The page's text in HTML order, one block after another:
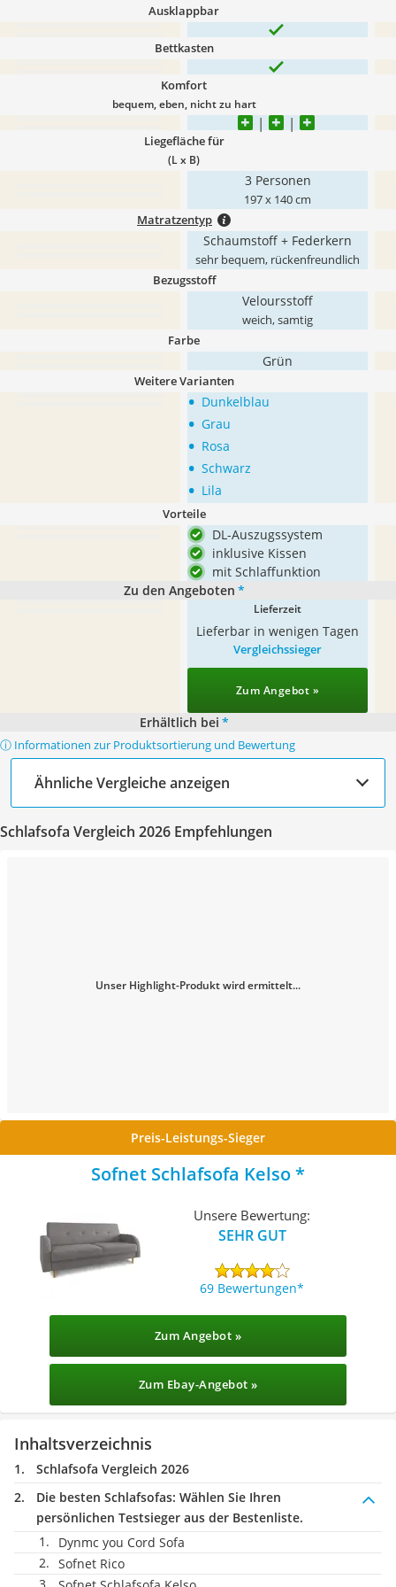
Ausklappbar
Bettkasten
Komfort
bequem, eben, nicht zu hart
Liegefläche für
(L x B)
3 Personen
197 x 140 cm
Matratzentyp
Schaumstoff + Federkern
sehr bequem, rückenfreundlich
Bezugsstoff
Veloursstoff
weich, samtig
Farbe
Grün
Weitere Varianten
• Dunkelblau
• Grau
• Rosa
• Schwarz
• Lila
Vorteile
DL-Auszugssystem
inklusive Kissen
mit Schlaffunktion
Zu den Angeboten *
Lieferzeit
Lieferbar in wenigen Tagen
Vergleichssieger
Zum Angebot »
Erhältlich bei *
ⓘ Informationen zur Produktsortierung und Bewertung
Ähnliche Vergleiche anzeigen
Schlafsofa Vergleich 2026 Empfehlungen
Unser Highlight-Produkt wird ermittelt...
Preis-Leistungs-Sieger
Sofnet Schlafsofa Kelso
Unsere Bewertung:
SEHR GUT
69 Bewertungen
Zum Angebot »
Zum Ebay-Angebot »
Inhaltsverzeichnis
Schlafsofa Vergleich 2026
Die besten Schlafsofas: Wählen Sie Ihren
persönlichen Testsieger aus der Bestenliste.
Dynmc you Cord Sofa
Sofnet Rico